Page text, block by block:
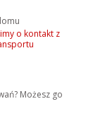
o kontakt z
Możesz go